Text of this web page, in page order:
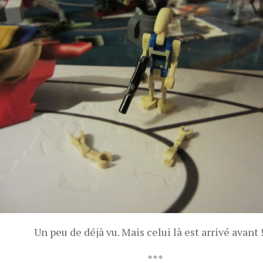
Un peu de déjà vu. Mais celui là est arrivé avant
***